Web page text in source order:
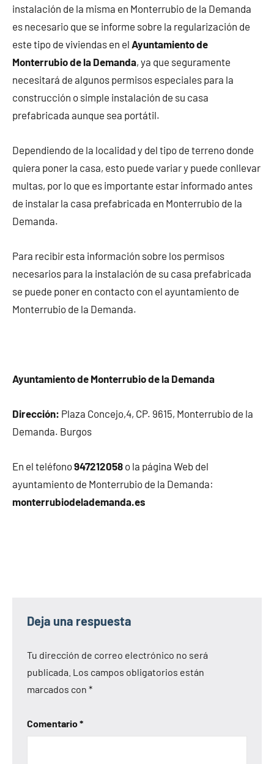
instalación de la misma en Monterrubio de la Demanda
es necesario que se informe sobre la regularización de
este tipo de viviendas en el Ayuntamiento de
Monterrubio de la Demanda, ya que seguramente
necesitará de algunos permisos especiales para la
construcción o simple instalación de su casa
prefabricada aunque sea portátil.
Dependiendo de la localidad y del tipo de terreno donde
quiera poner la casa, esto puede variar y puede conllevar
multas, por lo que es importante estar informado antes
de instalar la casa prefabricada en Monterrubio de la
Demanda.
Para recibir esta información sobre los permisos
necesarios para la instalación de su casa prefabricada
se puede poner en contacto con el ayuntamiento de
Monterrubio de la Demanda.
Ayuntamiento de Monterrubio de la Demanda
Dirección: Plaza Concejo,4, CP. 9615, Monterrubio de la
Demanda. Burgos
En el teléfono947212058 o la página Web del
ayuntamiento de Monterrubio de la Demanda:
monterrubiodelademanda.es
Deja una respuesta
Tu dirección de correo electrónico no será
publicada. Los campos obligatorios están
marcados con *
Comentario*